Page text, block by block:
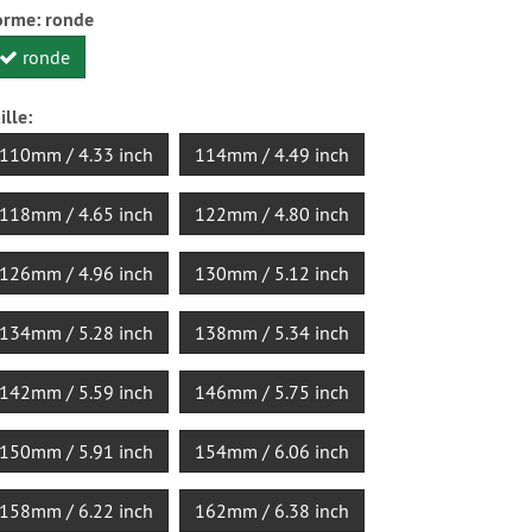
ronde
ronde
110mm / 4.33 inch 114mm / 4.49 inch
118mm / 4.65 inch 122mm / 4.80 inch
126mm / 4.96 inch 130mm / 5.12 inch
134mm / 5.28 inch 138mm / 5.34 inch
142mm / 5.59 inch 146mm / 5.75 inch
150mm / 5.91 inch 154mm / 6.06 inch
158mm / 6.22 inch 162mm / 6.38 inch